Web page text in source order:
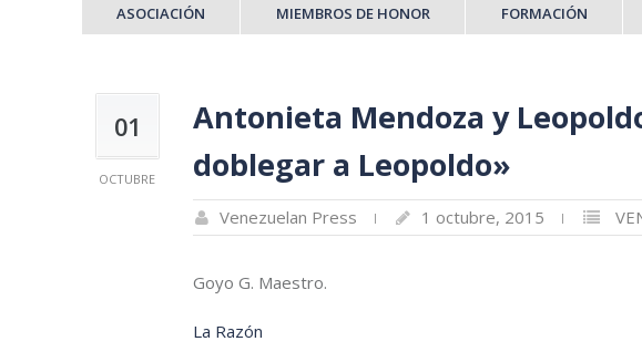
ASOCIACIÓN MIEMBROS DE HONOR FORMACIÓN
01
OCTUBRE
Antonieta Mendoza y
doblegar a Leopoldo»
Venezuelan Press 1 octubre, 2015
Goyo G. Maestro.
La Razón